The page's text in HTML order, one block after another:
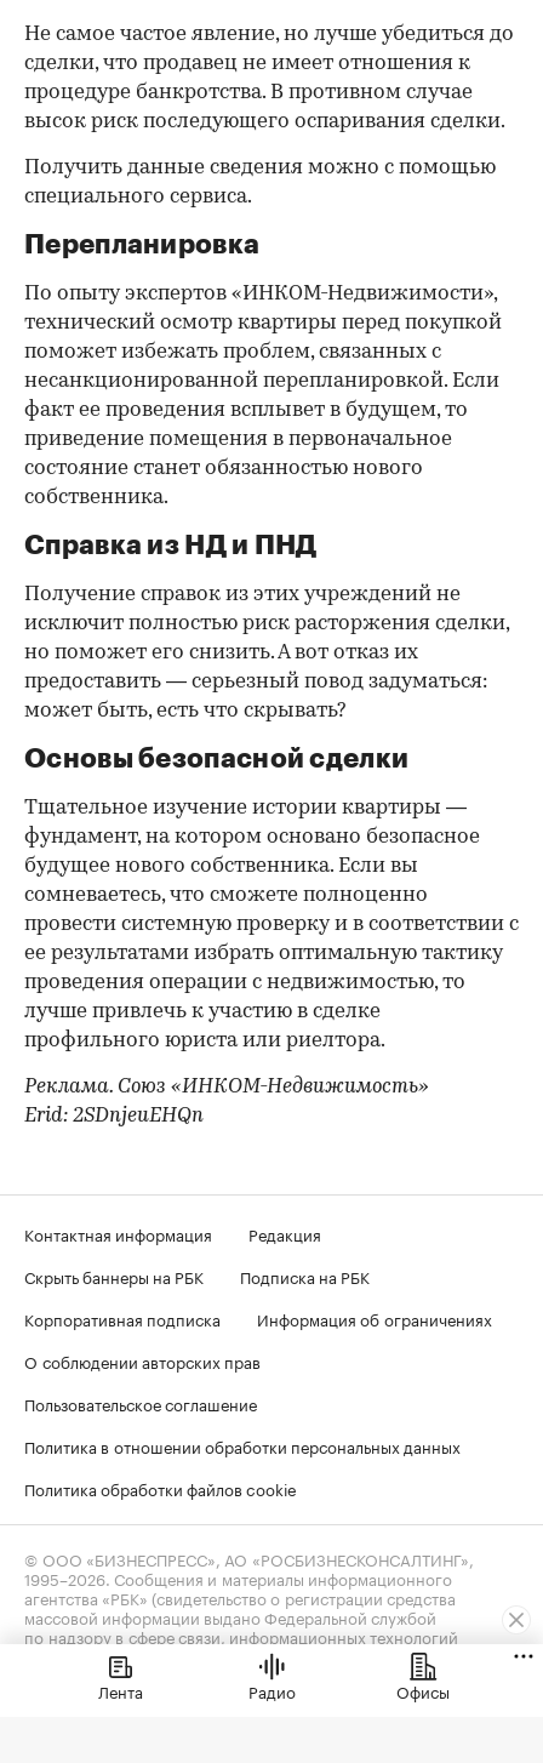
Не самое частое явление, но лучше убедиться до
сделки, что продавец не имеет отношения к
процедуре банкротства. В противном случае
высок риск последующего оспаривания сделки.
Получить данные сведения можно с помощью
специального сервиса.
Перепланировка
По опыту экспертов «ИНКОМ-Недвижимости»,
технический осмотр квартиры перед покупкой
поможет избежать проблем, связанных с
несанкционированной перепланировкой. Если
факт ее проведения всплывет в будущем, то
приведение помещения в первоначальное
состояние станет обязанностью нового
собственника.
Справка из НД и ПНД
Получение справок из этих учреждений не
исключит полностью риск расторжения сделки,
но поможет его снизить. А вот отказ их
предоставить — серьезный повод задуматься:
может быть, есть что скрывать?
Основы безопасной сделки
Тщательное изучение истории квартиры —
фундамент, на котором основано безопасное
будущее нового собственника. Если вы
сомневаетесь, что сможете полноценно
провести системную проверку и в соответствии с
ее результатами избрать оптимальную тактику
проведения операции с недвижимостью, то
лучше привлечь к участию в сделке
профильного юриста или риелтора.
Реклама. Союз «ИНКОМ-Недвижимость»
Erid: 2SDnjeuEHQn
Контактная информация
Редакция
Скрыть баннеры на РБК
Подписка на РБК
Корпоративная подписка
Информация об ограничениях
О соблюдении авторских прав
Пользовательское соглашение
Политика в отношении обработки персональных данных
Политика обработки файлов cookie
© ООО «БИЗНЕСПРЕСС», АО «РОСБИЗНЕСКОНСАЛТИНГ»,
1995–2026 . Сообщения и материалы информационного
агентства «РБК» (свидетельство о регистрации средства
массовой информации выдано Федеральной службой
по надзору в сфере связи, информационных технологий
и массовых коммуникаций (Роскомнадзор) 09.12.2015
за номером ИА №ФС77-63848) и сетевого издания «РБК»
(свидетельство о регистрации средства массовой информации
Лента Радио Офисы